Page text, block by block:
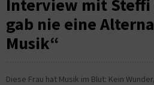
Interview mit Steffi
gab nie eine
Musik“
Diese Frau hat Musik im Blut: Kein